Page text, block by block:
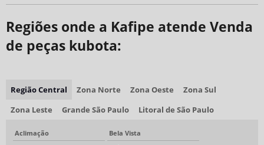
Regiões onde a Kafipe atende Venda
de peças kubota:
Região Central Zona Norte Zona Oeste
Zona Sul
Zona Leste
Grande São Paulo Litoral de São Paulo
Aclimação
Bela Vista